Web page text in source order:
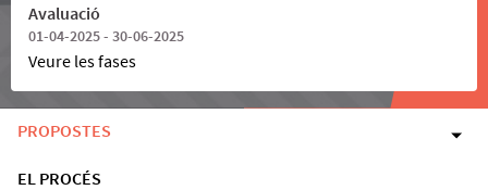
Avaluació
01-04-2025 - 30-06-2025
Veure les fases
PROPOSTES
EL PROCÉS